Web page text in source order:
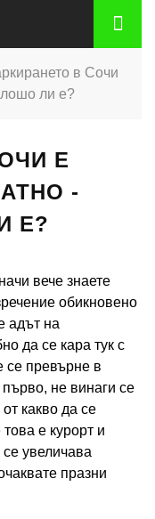
в Сочи
лошо ли е?
Е
-
Е?
вече знаете
обикновено
адът на
да се кара тук с
се превърне в
не винаги се
какво да се
е курорт и
увеличава
празни